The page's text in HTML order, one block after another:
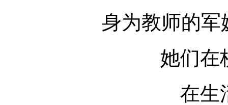
身为教师的军
她们在
在生